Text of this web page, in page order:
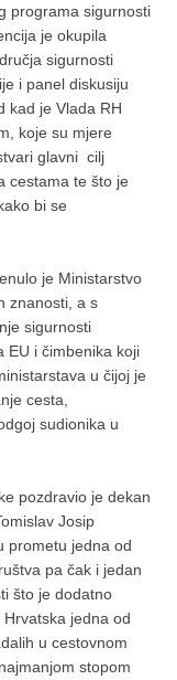
programa sigurnosti
je okupila
sigurnosti
i panel diskusiju
kad je Vlada RH
koje su mjere
glavni cilj
cestama te što je
bi se
je Ministarstvo
znanosti, a s
sigurnosti
EU i čimbenika koji
u čijoj je
cesta,
sudionika u
pozdravio je dekan
Josip
prometu jedna od
pa čak i jedan
što je dodatno
jedna od
u cestovnom
stopom